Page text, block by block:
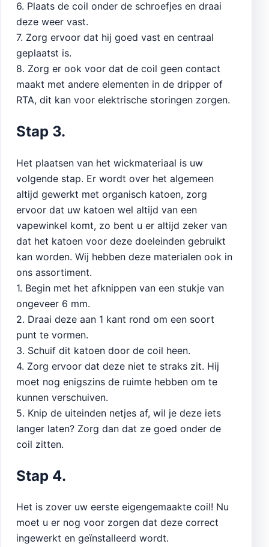
6. Plaats de coil onder de schroefjes en draai
deze weer vast.
7. Zorg ervoor dat hij goed vast en centraal
geplaatst is.
8. Zorg er ook voor dat de coil geen contact
maakt met andere elementen in de dripper of
RTA, dit kan voor elektrische storingen zorgen.
Stap 3.
Het plaatsen van het wickmateriaal is uw
volgende stap. Er wordt over het algemeen
altijd gewerkt met organisch katoen, zorg
ervoor dat uw katoen wel altijd van een
vapewinkel komt, zo bent u er altijd zeker van
dat het katoen voor deze doeleinden gebruikt
kan worden. Wij hebben deze materialen ook in
ons assortiment.
1. Begin met het afknippen van een stukje van
ongeveer 6 mm.
2. Draai deze aan 1 kant rond om een soort
punt te vormen.
3. Schuif dit katoen door de coil heen.
4. Zorg ervoor dat deze niet te straks zit. Hij
moet nog enigszins de ruimte hebben om te
kunnen verschuiven.
5. Knip de uiteinden netjes af, wil je deze iets
langer laten? Zorg dan dat ze goed onder de
coil zitten.
Stap 4.
Het is zover uw eerste eigengemaakte coil! Nu
moet u er nog voor zorgen dat deze correct
ingewerkt en geïnstalleerd wordt.